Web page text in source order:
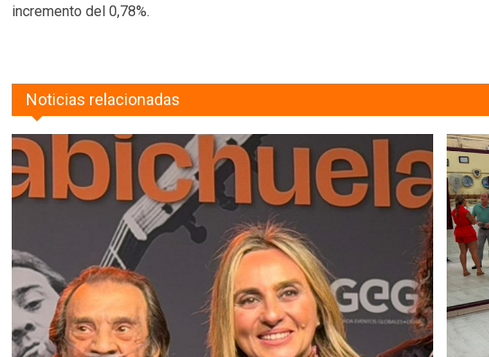
incremento del 0,78%.
Noticias relacionadas